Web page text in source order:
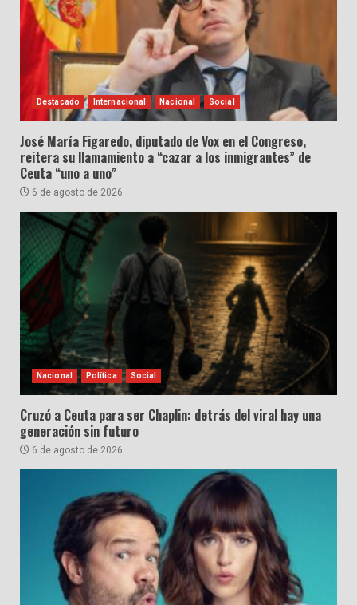
Destacado Internacional Nacional Social
José María Figaredo, diputado de Vox en el Congreso,
reitera su llamamiento a “cazar a los inmigrantes” de
Ceuta “uno a uno”
6 de agosto de 2026
Nacional Política Social
Cruzó a Ceuta para ser Chaplin: detrás del viral hay una
generación sin futuro
6 de agosto de 2026